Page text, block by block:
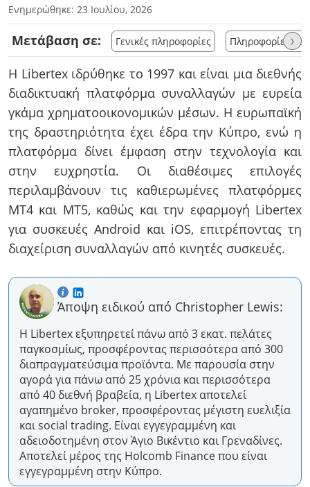
Ενημερώθηκε: 23 Ιουλίου, 2026
Μετάβαση σε: Γενικές πληροφορίες Πληροφορίες›
Η Libertex ιδρύθηκε το 1997 και είναι μια διεθνής
διαδικτυακή πλατφόρμα συναλλαγών με ευρεία
γκάμα χρηματοοικονομικών μέσων. Η ευρωπαϊκή
της δραστηριότητα έχει έδρα την Κύπρο, ενώ η
πλατφόρμα δίνει έμφαση στην τεχνολογία και
στην ευχρηστία. Οι διαθέσιμες επιλογές
περιλαμβάνουν τις καθιερωμένες πλατφόρμες
MT4 και MT5, καθώς και την εφαρμογή Libertex
για συσκευές Android και iOS, επιτρέποντας τη
διαχείριση συναλλαγών από κινητές συσκευές.
Άποψη ειδικού από Christopher Lewis:
Η Libertex εξυπηρετεί πάνω από 3 εκατ. πελάτες
παγκοσμίως, προσφέροντας περισσότερα από 300
διαπραγματεύσιμα προϊόντα. Με παρουσία στην
αγορά για πάνω από 25 χρόνια και περισσότερα
από 40 διεθνή βραβεία, η Libertex αποτελεί
αγαπημένο broker, προσφέροντας μέγιστη ευελιξία
και social trading. Είναι εγγεγραμμένη και
αδειοδοτημένη στον Άγιο Βικέντιο και Γρεναδίνες.
Αποτελεί μέρος της Holcomb Finance που είναι
εγγεγραμμένη στην Κύπρο.